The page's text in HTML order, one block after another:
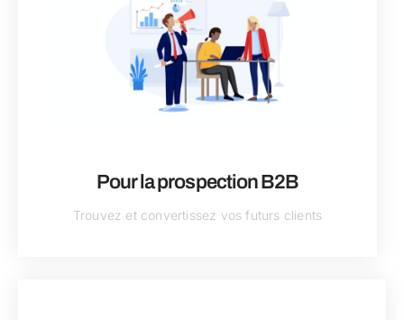
Pour la prospection B2B
Trouvez et convertissez vos futurs clients